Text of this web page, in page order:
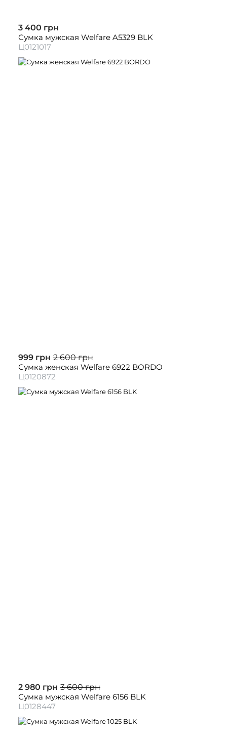
3 400 грн
Сумка мужская Welfare A5329 BLK
Ц0121017
999 грн 2 600 грн
Сумка женская Welfare 6922 BORDO
Ц0120872
2 980 грн 3 600 грн
Сумка мужская Welfare 6156 BLK
Ц0128447